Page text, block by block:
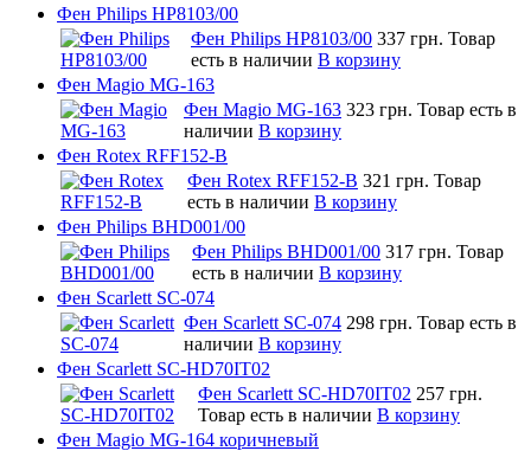
Фен Philips HP8103/00
Фен Philips HP8103/00 337 грн. Товар
есть в наличии В корзину
Фен Magio MG-163
Фен Magio MG-163 323 грн. Товар есть в
наличии В корзину
Фен Rotex RFF152-B
Фен Rotex RFF152-B 321 грн. Товар
есть в наличии В корзину
Фен Philips BHD001/00
Фен Philips BHD001/00 317 грн. Товар
есть в наличии В корзину
Фен Scarlett SC-074
Фен Scarlett SC-074 298 грн. Товар есть в
наличии В корзину
Фен Scarlett SC-HD70IT02
Фен Scarlett SC-HD70IT02 257 грн.
Товар есть в наличии В корзину
Фен Magio MG-164 коричневый